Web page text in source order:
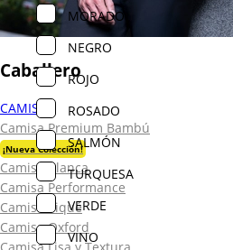
Caballero
CAMISAS
Camisa Premium Bambú
¡Nueva Colección!
Camisa Blanca
Camisa Performance
Camisa Piqué
Camisa Oxford
MORADO
NEGRO
ROJO
ROSADO
SALMÓN
TURQUESA
VERDE
VINO